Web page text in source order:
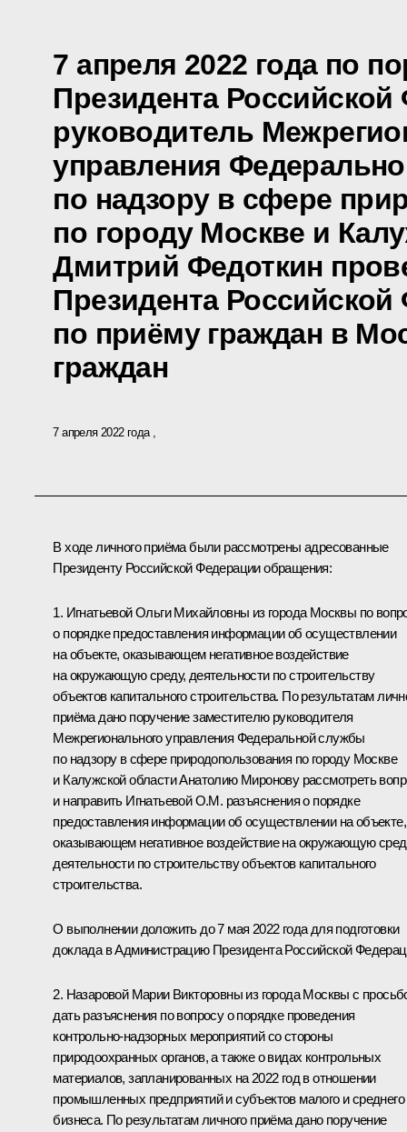
7 апреля 2022 года по
Президента
руководитель
управления
по надзору в сфере
по городу Москве и
Дмитрий Федоткин
Президента
по приёму граждан в
граждан
7 апреля 2022 года
В ходе личного приёма были рассмотрены адресованные
Президенту Российской Федерации обращения:
1. Игнатьевой Ольги Михайловны из города Москвы по
о порядке предоставления информации об осуществлении
на объекте, оказывающем негативное воздействие
на окружающую среду, деятельности по строительству
объектов капитального строительства. По результатам
приёма дано поручение заместителю руководителя
Межрегионального управления Федеральной службы
по надзору в сфере природопользования по городу Москве
и Калужской области Анатолию Миронову рассмотреть
и направить Игнатьевой О.М. разъяснения о порядке
предоставления информации об осуществлении на объекте,
оказывающем негативное воздействие на окружающую
деятельности по строительству объектов капитального
строительства.
О выполнении доложить до 7 мая 2022 года для подготовки
доклада в Администрацию Президента Российской
2. Назаровой Марии Викторовны из города Москвы с
дать разъяснения по вопросу о порядке проведения
контрольно-надзорных мероприятий со стороны
природоохранных органов, а также о видах контрольных
материалов, запланированных на 2022 год в отношении
промышленных предприятий и субъектов малого и среднего
бизнеса. По результатам личного приёма дано поручение